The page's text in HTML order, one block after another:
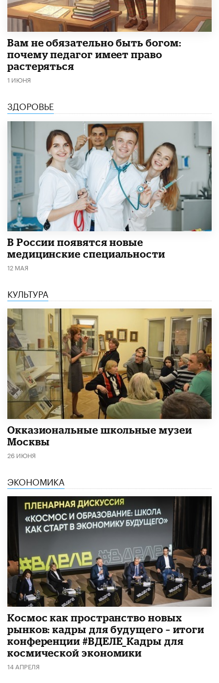
​Вам не обязательно быть богом:
почему педагог имеет право
растеряться
1 ИЮНЯ
ЗДОРОВЬЕ
В России появятся новые
медицинские специальности
12 МАЯ
КУЛЬТУРА
​Окказиональные школьные музеи
Москвы
26 ИЮНЯ
ЭКОНОМИКА
Космос как пространство новых
рынков: кадры для будущего – итоги
конференции #ВДЕЛЕ_Кадры для
космической экономики
14 АПРЕЛЯ